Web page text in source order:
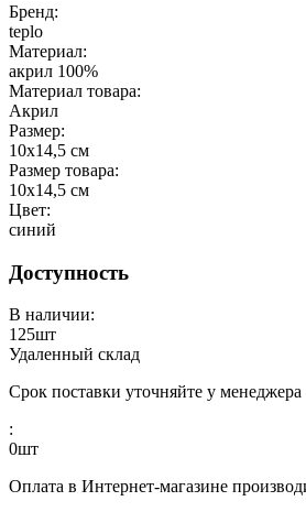
Бренд:
teplo
Материал:
акрил 100%
Материал товара:
Акрил
Размер:
10х14,5 см
Размер товара:
10х14,5 см
Цвет:
синий
Доступность
В наличии:
125шт
Удаленный склад
Срок поставки уточняйте у менеджера
:
0шт
Оплата в Интернет-магазине